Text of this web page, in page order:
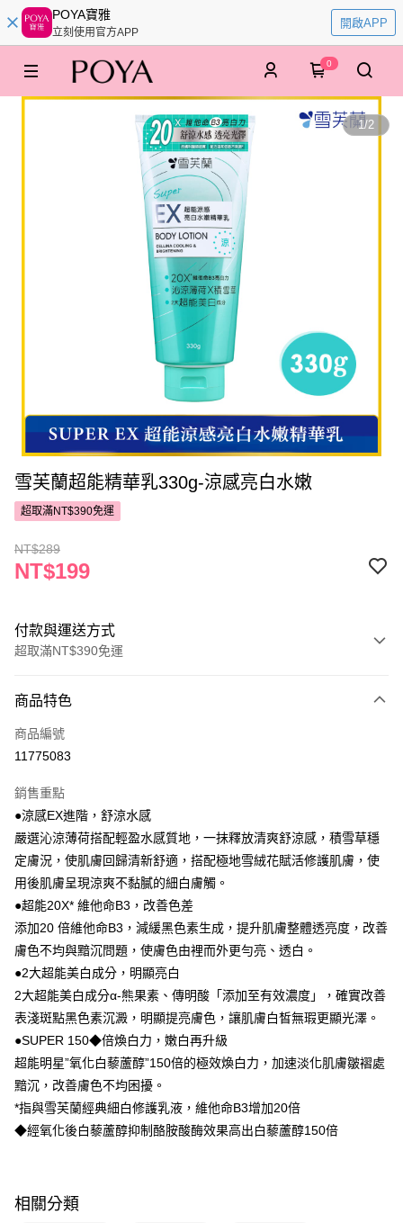
POYA寶雅
立刻使用官方APP
開啟APP
0
1/2
雪芙蘭超能精華乳330g-涼感亮白水嫩
超取滿NT$390免運
NT$289
NT$199
付款與運送方式
超取滿NT$390免運
POYA支付
信用卡一次付款
LINE Pay
Apple Pay
街口支付
悠遊付
Google Pay
AFTEE先享後付
相關說明
【關於「AFTEE先享後付」】
AFTEE先享後付是「在收到商品之後才付款」的支付方式。 讓您購物簡單
１．簡單：不需註冊會員、不需綁卡、不需儲值。
２．便利：只要手機號碼，簡訊認證，即可結帳。
３．安心：先確認商品／服務後，再付款。
【「AFTEE先享後付」結帳流程】
３．收到繳費通知簡訊後14天內，點擊此簡訊中的連結，可透過四大超商／
ATM／網路銀行／等多元方式進行付款，方視為交易完成。
即享券
運送方式
全家取貨付款
每筆NT$65，滿NT$390(含以上)免運費
商品特色
商品編號
11775083
銷售重點
●涼感EX進階，舒涼水感
嚴選沁涼薄荷搭配輕盈水感質地，一抹釋放清爽舒涼感，積雪草穩
定膚況，使肌膚回歸清新舒適，搭配極地雪絨花賦活修護肌膚，使
用後肌膚呈現涼爽不黏膩的細白膚觸。
●超能20X* 維他命B3，改善色差
添加20 倍維他命B3，減緩黑色素生成，提升肌膚整體透亮度，改善
膚色不均與黯沉問題，使膚色由裡而外更勻亮、透白。
●2大超能美白成分，明顯亮白
2大超能美白成分α-熊果素、傳明酸「添加至有效濃度」，確實改善
表淺斑點黑色素沉澱，明顯提亮膚色，讓肌膚白皙無瑕更顯光澤。
●SUPER 150◆倍煥白力，嫩白再升級
超能明星”氧化白藜蘆醇”150倍的極效煥白力，加速淡化肌膚皺褶處
黯沉，改善膚色不均困擾。
*指與雪芙蘭經典細白修護乳液，維他命B3增加20倍
◆經氧化後白藜蘆醇抑制酪胺酸酶效果高出白藜蘆醇150倍
相關分類